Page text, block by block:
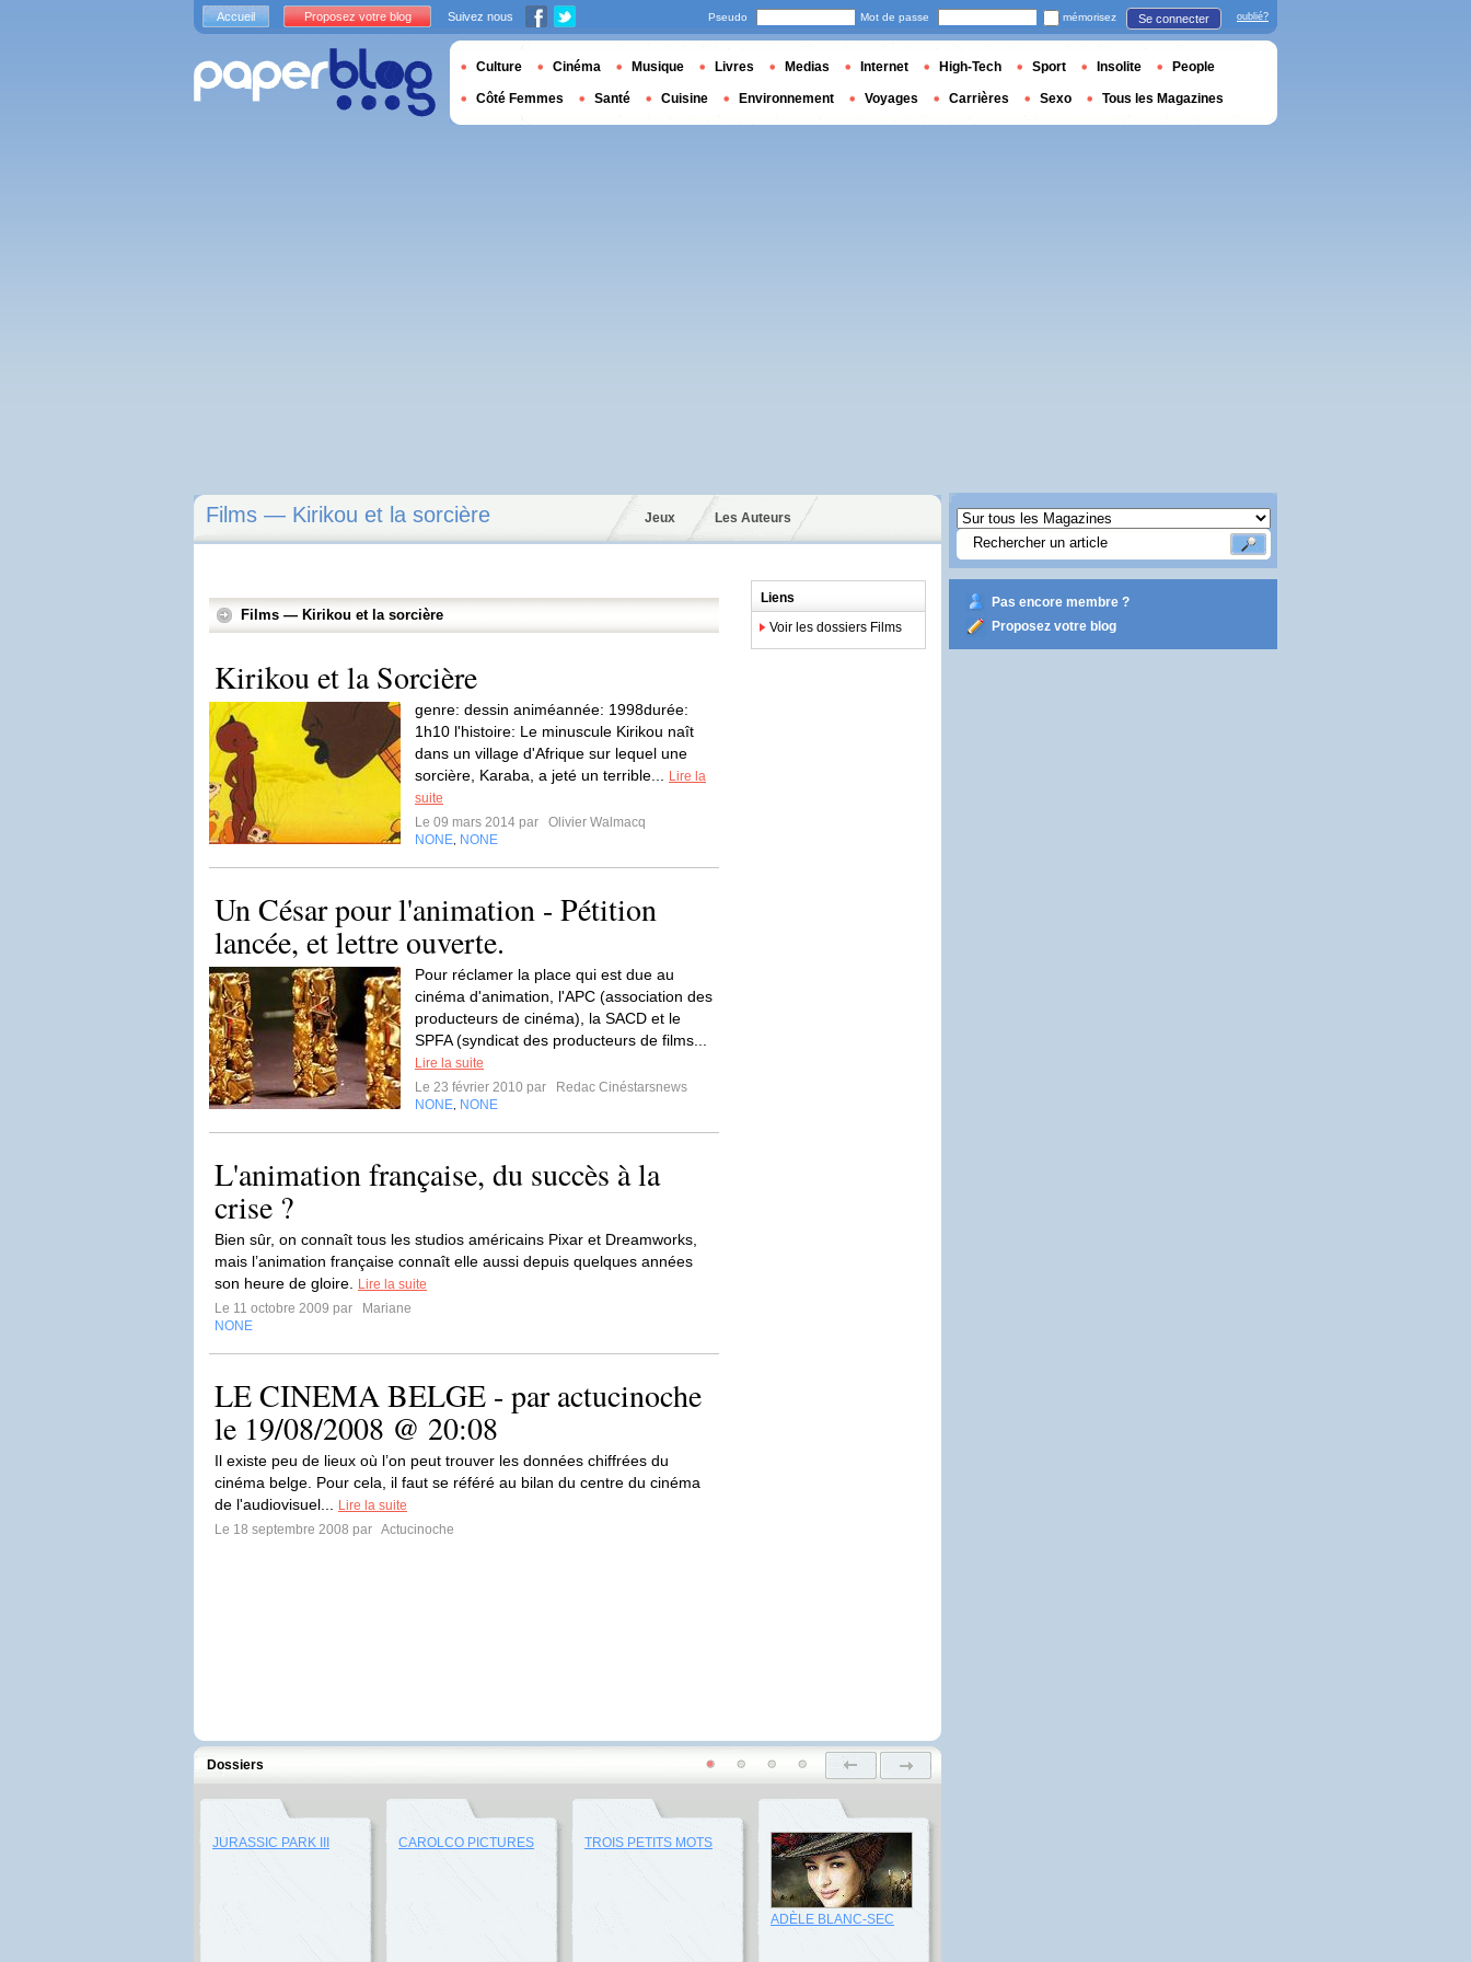
Films — Kirikou et la sorcière Jeux Les Auteurs
Films — Kirikou et la sorcière
Kirikou et la Sorcière
genre: dessin animéannée: 1998durée:
1h10 l'histoire: Le minuscule Kirikou naît
dans un village d'Afrique sur lequel une
sorcière, Karaba, a jeté un terrible...
Lire la
suite
Le 09 mars 2014 par
Olivier Walmacq
NONE NONE
Un César pour l'animation - Pétition
lancée, et lettre ouverte.
Pour réclamer la place qui est due au
cinéma d'animation, l'APC (association des
producteurs de cinéma), la SACD et le
SPFA (syndicat des producteurs de films...
Lire la suite
Le 23 février 2010 par
Redac Cinéstarsnews
NONE NONE
L'animation française, du succès à la
crise ?
Bien sûr, on connaît tous les studios américains Pixar et Dreamworks,
mais l’animation française connaît elle aussi depuis quelques années
son heure de gloire.
Lire la suite
Le 11 octobre 2009 par
Mariane
NONE
LE CINEMA BELGE - par actucinoche
le 19/08/2008 @ 20:08
Il existe peu de lieux où l’on peut trouver les données chiffrées du
cinéma belge. Pour cela, il faut se référé au bilan du centre du cinéma
de l'audiovisuel...
Lire la suite
Le 18 septembre 2008 par Actucinoche
Liens
Voir les dossiers Films
Dossiers
JURASSIC PARK III CAROLCO PICTURES TROIS PETITS MOTS
ADÈLE BLANC-SEC
Pas encore membre ?
Proposez votre blog
Accueil Proposez votre blog Suivez nous Pseudo Mot de passe mémorisez Se connecter oublié?
Culture Cinéma Musique Livres Medias Internet High-Tech Sport Insolite People
Côté Femmes Santé Cuisine Environnement Voyages Carrières Sexo Tous les Magazines